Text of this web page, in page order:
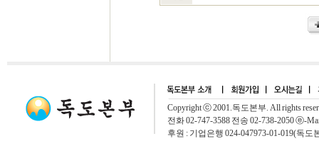
Copyright ⓒ 2001.독도본부. All rights
전화 02-747-3588 전송 02-738-2050 ⓔ-
후원 : 기업은행 024-047973-01-019(독도